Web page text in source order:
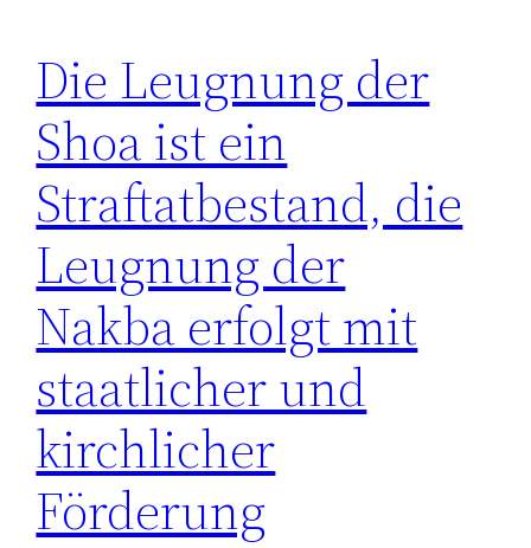
Die Leugnung der
Shoa ist ein
Straftatbestand, die
Leugnung der
Nakba erfolgt mit
staatlicher und
kirchlicher
Förderung